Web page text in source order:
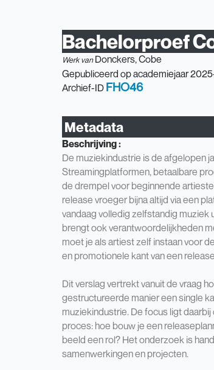
Bachelorproef
Werk van Donckers, Cobe
Gepubliceerd op academiejaar
Archief-ID FHO46
Metadata
Beschrijving :
De muziekindustrie is de afgelopen
Streamingplatformen, betaalbare
de drempel voor beginnende
release vroeger bijna altijd via een
vandaag volledig zelfstandig muziek
brengt ook verantwoordelijkheden
moet je als artiest zelf instaan voor
en promotionele kant van een
Dit verslag vertrekt vanuit de vraag
gestructureerde manier een single
muziekindustrie. De focus ligt
proces: hoe bouw je een
beeld een rol? Het onderzoek is
samenwerkingen en projecten.